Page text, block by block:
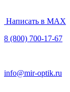
Написать в MAX
8 (800) 700-17-67
info@mir-optik.ru